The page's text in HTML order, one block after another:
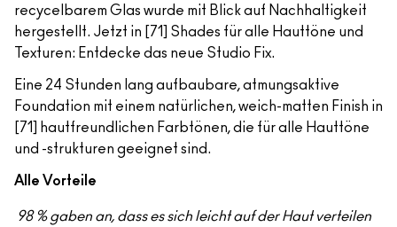
recycelbarem Glas wurde mit Blick auf Nachhaltigkeit
hergestellt. Jetzt in [71] Shades für alle Hauttöne und
Texturen: Entdecke das neue Studio Fix.
Eine 24 Stunden lang aufbaubare, atmungsaktive
Foundation mit einem natürlichen, weich-matten Finish in
[71] hautfreundlichen Farbtönen, die für alle Hauttöne
und -strukturen geeignet sind.
Alle Vorteile
98 % gaben an, dass es sich leicht auf der Haut verteilen